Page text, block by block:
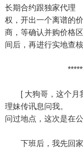
长期合约跟独家代理
权，开出一个离谱的
商，等确认并购价格区
间后，再进行实地查核
[ 大狗哥，这个月我
理妹传讯息问我。
问过地点，这次是在
下班后，我先回家